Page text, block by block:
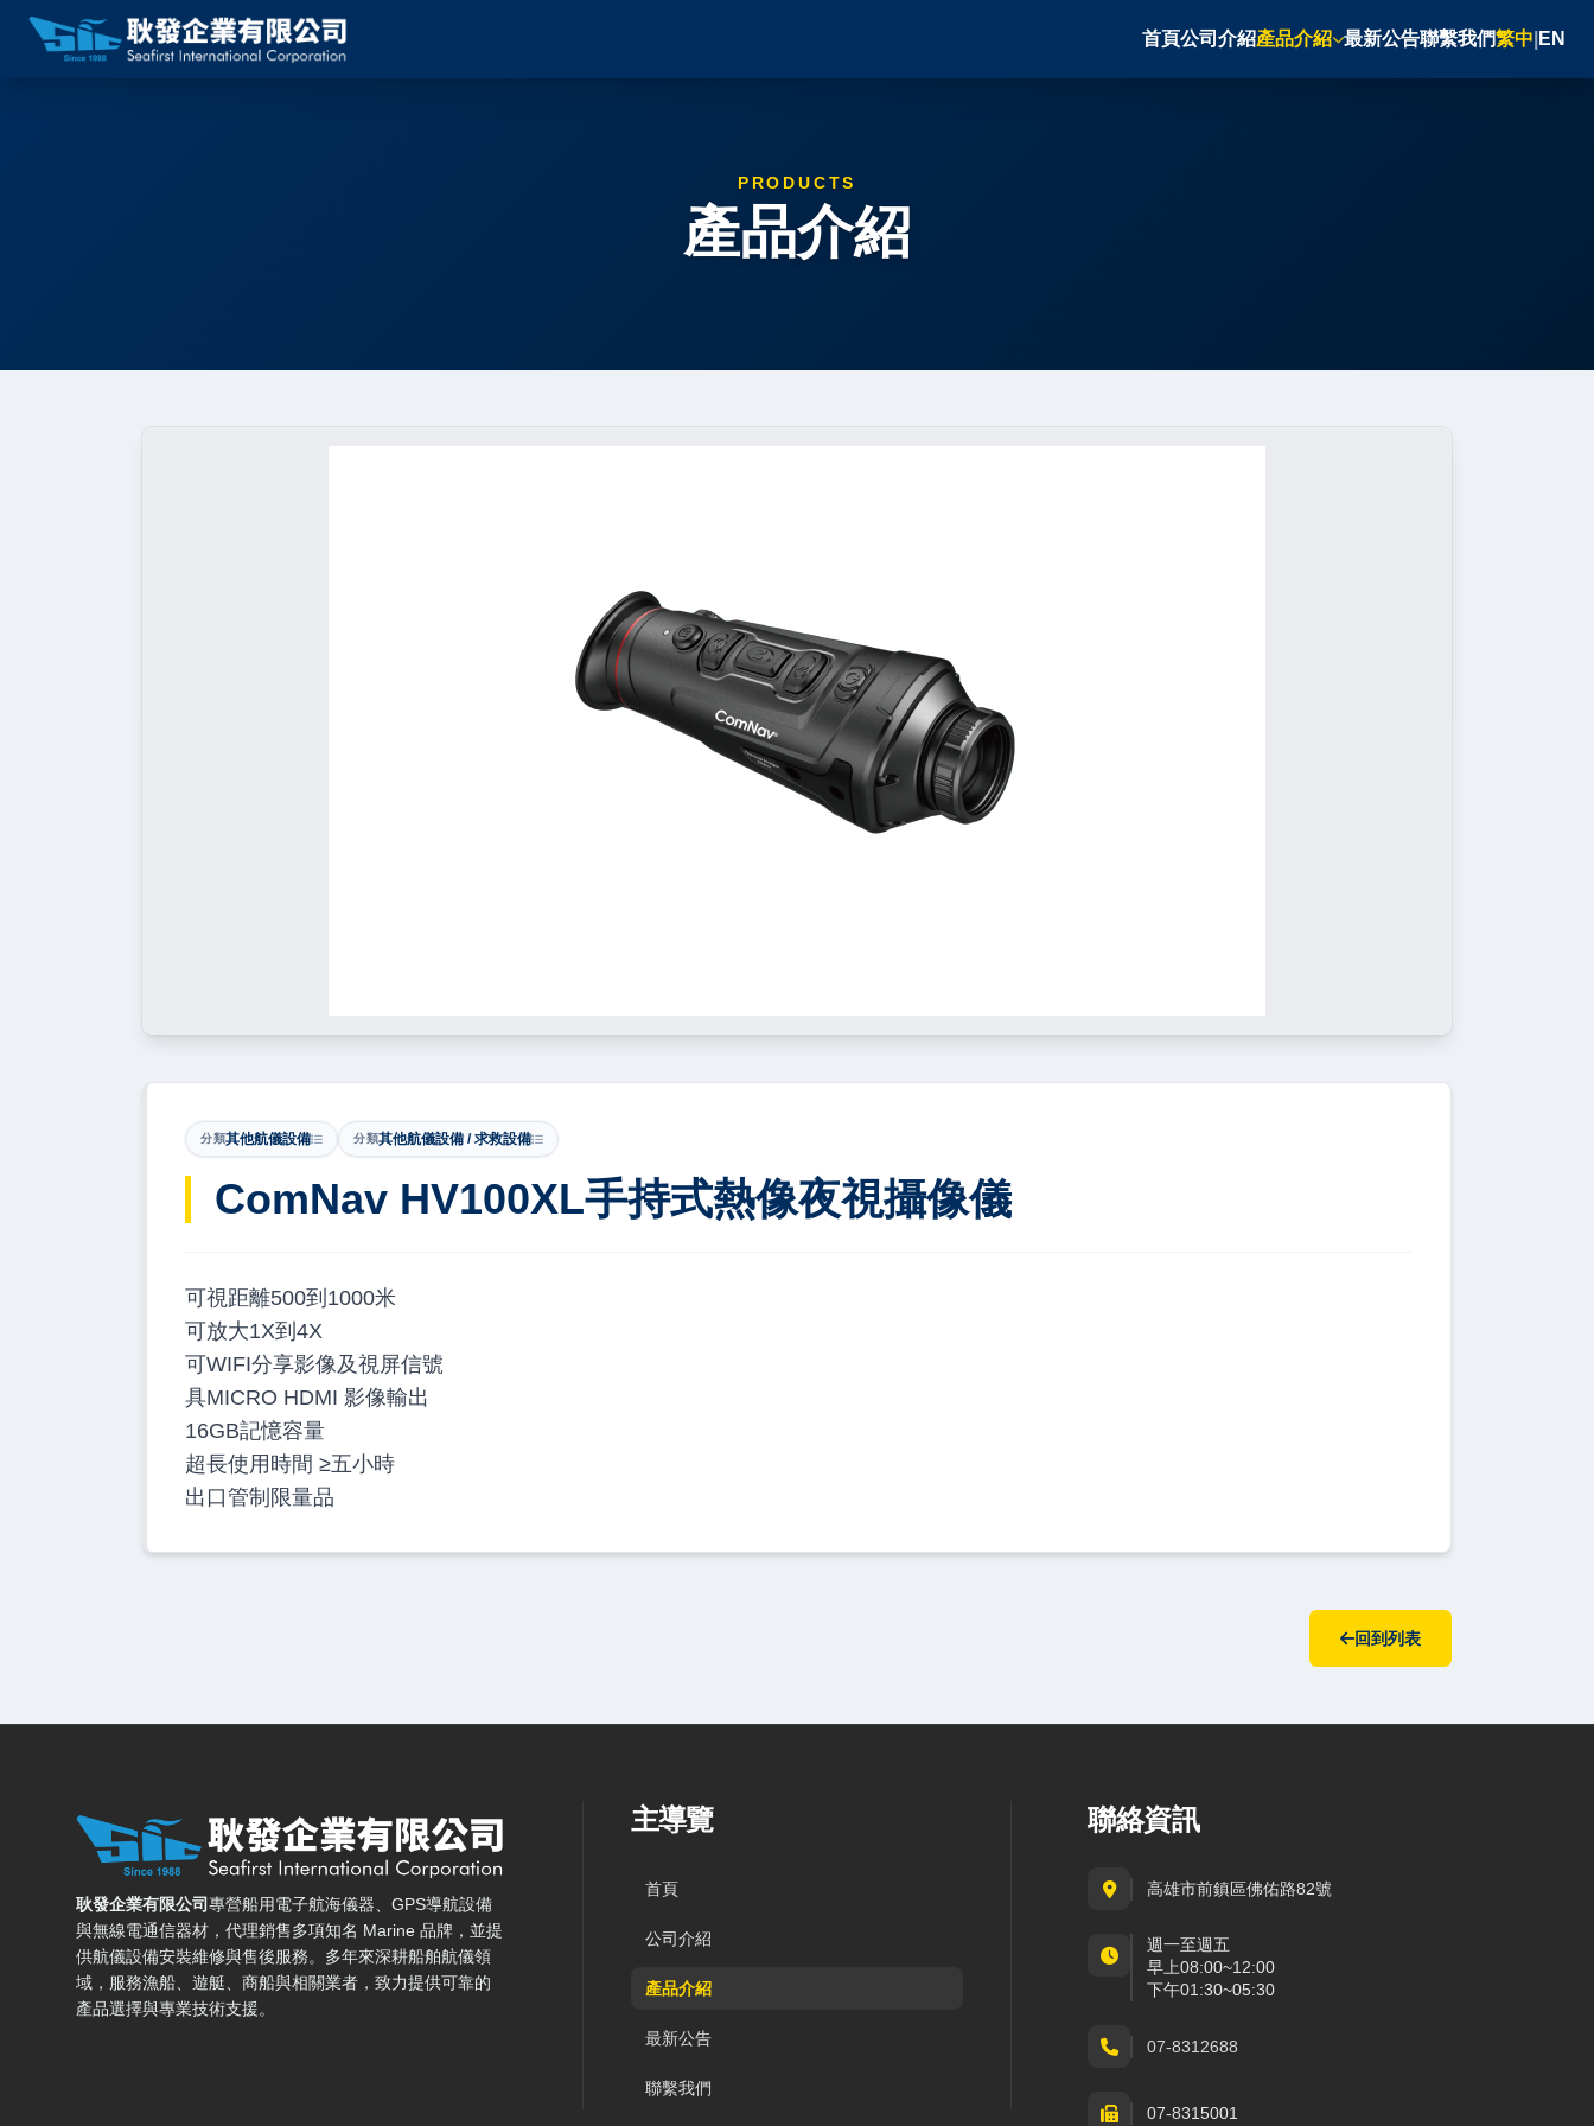
首頁公司介紹產品介紹 最新公告聯繫我們繁中 EN
PRODUCTS
產品介紹
分類其他航儀設備 分類其他航儀設備 / 求救設備
ComNav HV100XL手持式熱像夜視攝像儀
可視距離500到1000米
可放大1X到4X
可WIFI分享影像及視屏信號
具MICRO HDMI 影像輸出
16GB記憶容量
超長使用時間 ≥五小時
出口管制限量品
回到列表
耿發企業有限公司 — 網站概要、主導覽與聯絡方式
耿發企業有限公司專營船用電子航海儀器、GPS導航設備
與無線電通信器材，代理銷售多項知名 Marine 品牌，並提
供航儀設備安裝維修與售後服務。多年來深耕船舶航儀領
域，服務漁船、遊艇、商船與相關業者，致力提供可靠的
產品選擇與專業技術支援。
主導覽
首頁
公司介紹
產品介紹
最新公告
聯繫我們
聯絡資訊
高雄市前鎮區佛佑路82號
週一至週五
早上08:00~12:00
下午01:30~05:30
07-8312688
07-8315001